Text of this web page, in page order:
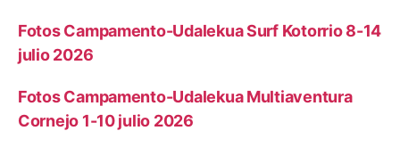
Fotos Campamento-Udalekua Surf Kotorrio 8-14
julio 2026
Fotos Campamento-Udalekua Multiaventura
Cornejo 1-10 julio 2026